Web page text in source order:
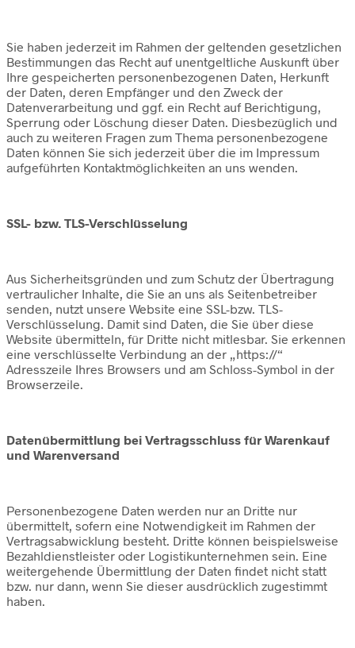
Sie haben jederzeit im Rahmen der geltenden gesetzlichen
Bestimmungen das Recht auf unentgeltliche Auskunft über
Ihre gespeicherten personenbezogenen Daten, Herkunft
der Daten, deren Empfänger und den Zweck der
Datenverarbeitung und ggf. ein Recht auf Berichtigung,
Sperrung oder Löschung dieser Daten. Diesbezüglich und
auch zu weiteren Fragen zum Thema personenbezogene
Daten können Sie sich jederzeit über die im Impressum
aufgeführten Kontaktmöglichkeiten an uns wenden.
SSL- bzw. TLS-Verschlüsselung
Aus Sicherheitsgründen und zum Schutz der Übertragung
vertraulicher Inhalte, die Sie an uns als Seitenbetreiber
senden, nutzt unsere Website eine SSL-bzw. TLS-
Verschlüsselung. Damit sind Daten, die Sie über diese
Website übermitteln, für Dritte nicht mitlesbar. Sie erkennen
eine verschlüsselte Verbindung an der „https://“
Adresszeile Ihres Browsers und am Schloss-Symbol in der
Browserzeile.
Datenübermittlung bei Vertragsschluss für Warenkauf
und Warenversand
Personenbezogene Daten werden nur an Dritte nur
übermittelt, sofern eine Notwendigkeit im Rahmen der
Vertragsabwicklung besteht. Dritte können beispielsweise
Bezahldienstleister oder Logistikunternehmen sein. Eine
weitergehende Übermittlung der Daten findet nicht statt
bzw. nur dann, wenn Sie dieser ausdrücklich zugestimmt
haben.